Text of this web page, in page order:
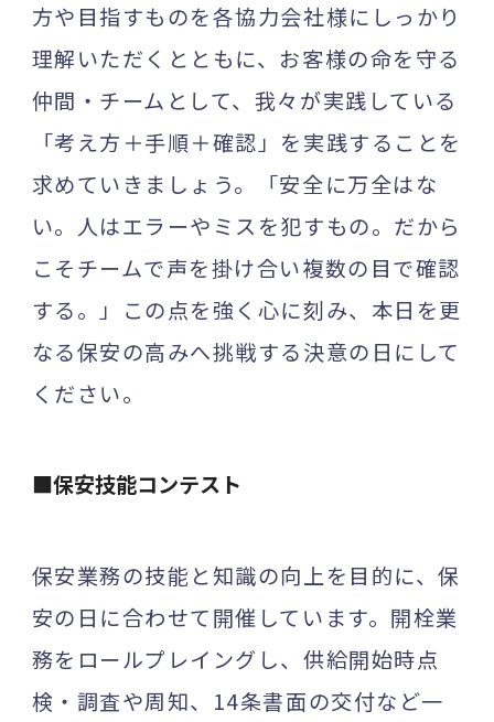
方や目指すものを各協力会社様にしっかり
理解いただくとともに、お客様の命を守る
仲間・チームとして、我々が実践している
「考え方＋手順＋確認」を実践することを
求めていきましょう。「安全に万全はな
い。人はエラーやミスを犯すもの。だから
こそチームで声を掛け合い複数の目で確認
する。」この点を強く心に刻み、本日を更
なる保安の高みへ挑戦する決意の日にして
ください。
■保安技能コンテスト
保安業務の技能と知識の向上を目的に、保
安の日に合わせて開催しています。開栓業
務をロールプレイングし、供給開始時点
検・調査や周知、14条書面の交付など一